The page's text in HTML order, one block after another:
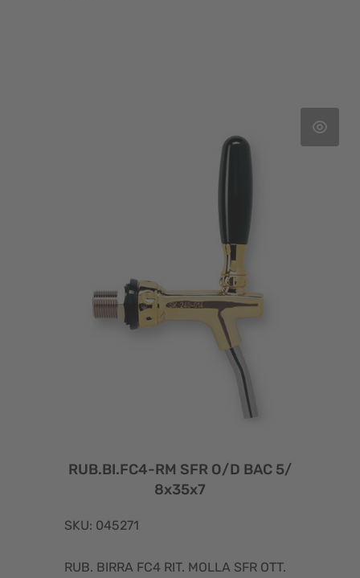
RUB.BI.FC4-RM SFR O/D BAC 5/
8x35x7
SKU: 045271
RUB. BIRRA FC4 RIT. MOLLA SFR OTT.